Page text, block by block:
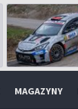
MAGAZYNY